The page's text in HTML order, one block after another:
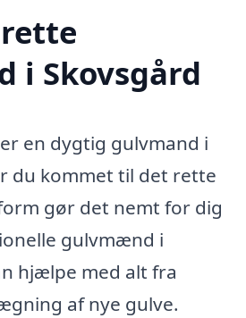
i Skovsgård
en dygtig gulvmand i
du kommet til det rette
gør det nemt for dig
gulvmænd i
hjælpe med alt fra
af nye gulve.